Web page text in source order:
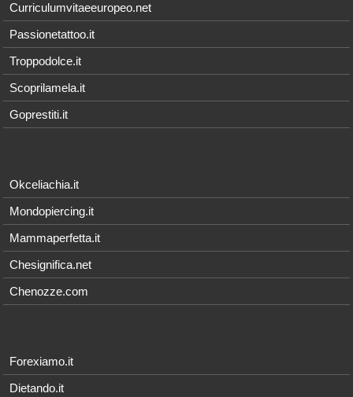
Curriculumvitaeeuropeo.net
Passionetattoo.it
Troppodolce.it
Scoprilamela.it
Goprestiti.it
Okceliachia.it
Mondopiercing.it
Mammaperfetta.it
Chesignifica.net
Chenozze.com
Forexiamo.it
Dietando.it